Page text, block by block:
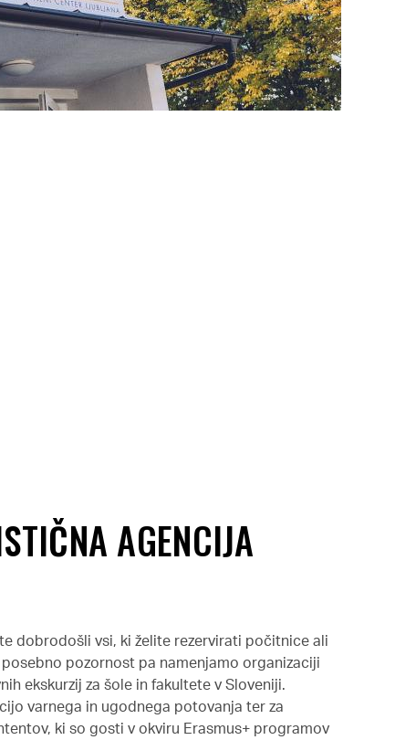
AGENCIJA
dobrodošli vsi, ki želite rezervirati počitnice ali
pozornost pa namenjamo organizaciji
ekskurzij za šole in fakultete v Sloveniji.
varnega in ugodnega potovanja ter za
ki so gosti v okviru Erasmus+ programov